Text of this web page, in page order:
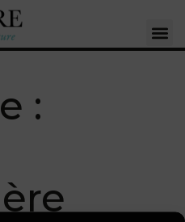
: